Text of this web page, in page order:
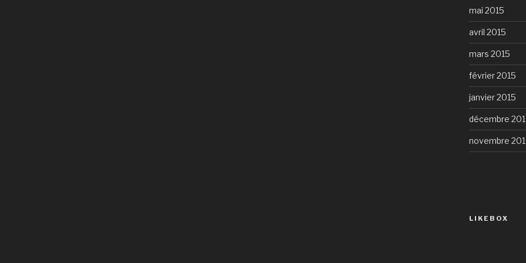
mai 2015
avril 2015
mars 2015
février 2015
janvier 2015
décembre
novembre
LIKEBOX